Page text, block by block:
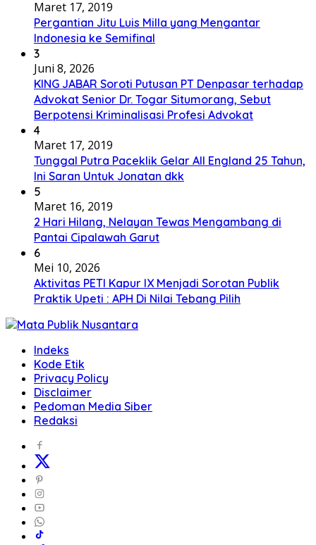
Maret 17, 2019
Pergantian Jitu Luis Milla yang Mengantar
Indonesia ke Semifinal
3
Juni 8, 2026
KING JABAR Soroti Putusan PT Denpasar terhadap
Advokat Senior Dr. Togar Situmorang, Sebut
Berpotensi Kriminalisasi Profesi Advokat
4
Maret 17, 2019
Tunggal Putra Paceklik Gelar All England 25 Tahun,
Ini Saran Untuk Jonatan dkk
5
Maret 16, 2019
2 Hari Hilang, Nelayan Tewas Mengambang di
Pantai Cipalawah Garut
6
Mei 10, 2026
Aktivitas PETI Kapur IX Menjadi Sorotan Publik
Praktik Upeti : APH Di Nilai Tebang Pilih
Indeks
Kode Etik
Privacy Policy
Disclaimer
Pedoman Media Siber
Redaksi